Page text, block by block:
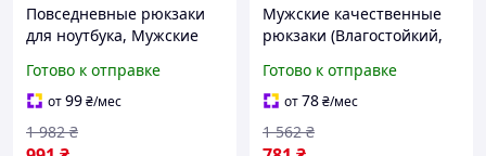
Повседневные рюкзаки
для ноутбука, Мужские
дождевиком, 32л), THO
Готово к отправке
от99₴/мес
1 982 ₴
Мужские качественные
рюкзаки (Влагостойкий,
местом для ноутбука, AST
Готово к отправке
от78₴/мес
1 562 ₴